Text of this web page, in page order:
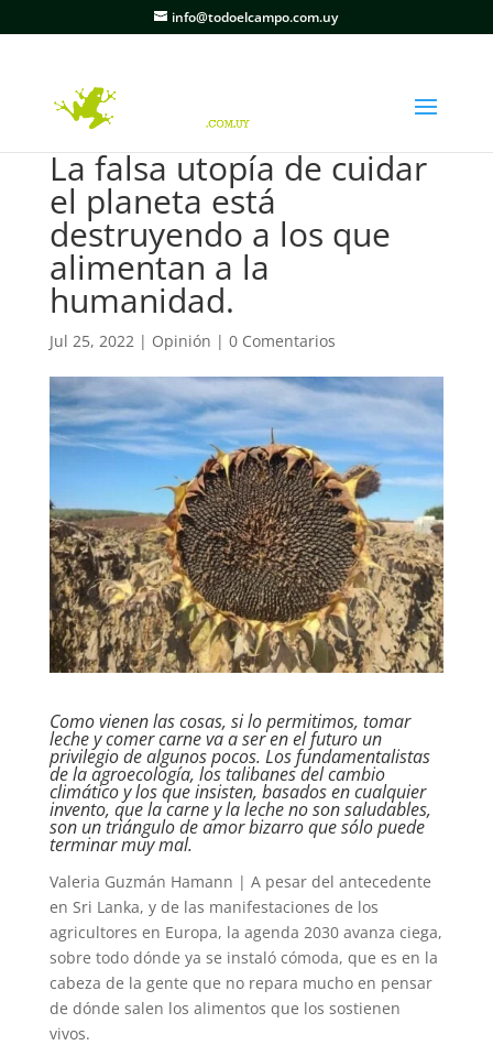
info@todoelcampo.com.uy
La falsa utopía de cuidar
el planeta está
destruyendo a los que
alimentan a la
humanidad.
Jul 25, 2022| Opinión | 0 Comentarios
Como vienen las cosas, si lo permitimos, tomar
leche y comer carne va a ser en el futuro un
privilegio de algunos pocos. Los fundamentalistas
de la agroecología, los talibanes del cambio
climático y los que insisten, basados en cualquier
invento, que la carne y la leche no son saludables,
son un triángulo de amor bizarro que sólo puede
terminar muy mal.
Valeria Guzmán Hamann | A pesar del antecedente
en Sri Lanka, y de las manifestaciones de los
agricultores en Europa, la agenda 2030 avanza ciega,
sobre todo dónde ya se instaló cómoda, que es en la
cabeza de la gente que no repara mucho en pensar
de dónde salen los alimentos que los sostienen
vivos.